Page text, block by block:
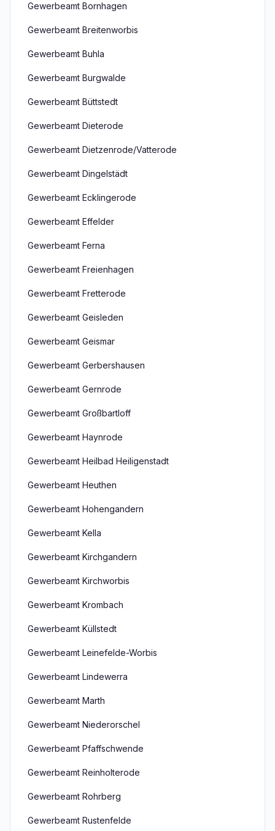
Gewerbeamt Bornhagen
Gewerbeamt Breitenworbis
Gewerbeamt Buhla
Gewerbeamt Burgwalde
Gewerbeamt Büttstedt
Gewerbeamt Dieterode
Gewerbeamt Dietzenrode/Vatterode
Gewerbeamt Dingelstädt
Gewerbeamt Ecklingerode
Gewerbeamt Effelder
Gewerbeamt Ferna
Gewerbeamt Freienhagen
Gewerbeamt Fretterode
Gewerbeamt Geisleden
Gewerbeamt Geismar
Gewerbeamt Gerbershausen
Gewerbeamt Gernrode
Gewerbeamt Großbartloff
Gewerbeamt Haynrode
Gewerbeamt Heilbad Heiligenstadt
Gewerbeamt Heuthen
Gewerbeamt Hohengandern
Gewerbeamt Kella
Gewerbeamt Kirchgandern
Gewerbeamt Kirchworbis
Gewerbeamt Krombach
Gewerbeamt Küllstedt
Gewerbeamt Leinefelde-Worbis
Gewerbeamt Lindewerra
Gewerbeamt Marth
Gewerbeamt Niederorschel
Gewerbeamt Pfaffschwende
Gewerbeamt Reinholterode
Gewerbeamt Rohrberg
Gewerbeamt Rustenfelde